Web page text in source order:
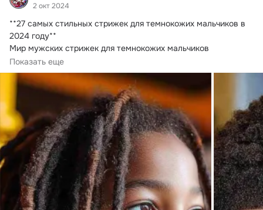
2 окт 2024
**27 самых стильных стрижек для темнокожих мальчиков в
2024 году**
Мир мужских стрижек для темнокожих мальчиков
продолжает развиваться...
Показать еще